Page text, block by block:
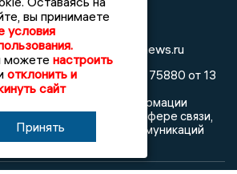
А.А.
(473) 262 77 92
info@voronezhnews.ru
серия Эл № ФС 77 - 75880 от 13
выписке из реестра
средств массовой информации
службой по надзору в сфере связи,
и массовых коммуникаций
вы принимаете
условия
можете настроить
отклонить и
сайт
Принять